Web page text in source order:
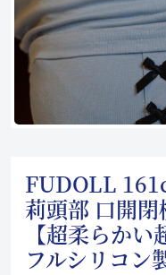
FUDOLL
莉頭部 口開
【超柔らか
フルシリコン